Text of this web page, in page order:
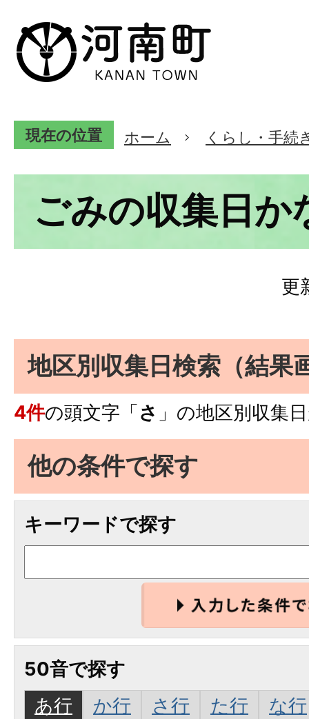
現在の位置 ホーム くらし・手続
ごみの収集日か
更
地区別収集日検索 （結果
4件の頭文字「さ 」の地区別収集日
他の条件で探す
キーワードで探す
50音で探す
あ行
か行 さ行 た行 な行